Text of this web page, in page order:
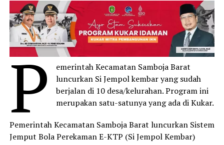
P
emerintah Kecamatan Samboja Barat
luncurkan Si Jempol kembar yang sudah
berjalan di 10 desa/kelurahan. Program ini
merupakan satu-satunya yang ada di Kukar.
Pemerintah Kecamatan Samboja Barat luncurkan Sistem
Jemput Bola Perekaman E-KTP (Si Jempol Kembar)